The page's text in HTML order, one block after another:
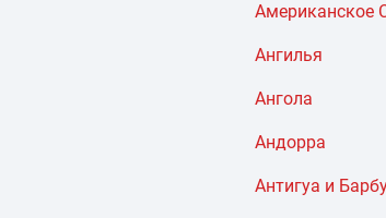
Американское
Ангилья
Ангола
Андорра
Антигуа и